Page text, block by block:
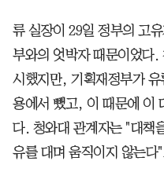
류 실장이 29일 정부의 고
부와의 엇박자 때문이었다.
시했지만, 기획재정부가 유
용에서 뺐고, 이 때문에 이
다. 청와대 관계자는 "대책
유를 대며 움직이지 않는다